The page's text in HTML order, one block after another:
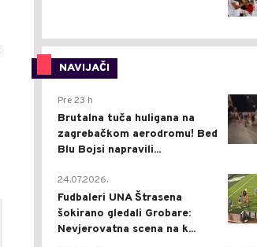
NAVIJAČI
Pre 23 h
Brutalna tuča huligana na
zagrebačkom aerodromu! Bed
Blu Bojsi napravili...
24.07.2026.
Fudbaleri UNA Štrasena
šokirano gledali Grobare:
Nevjerovatna scena na k...